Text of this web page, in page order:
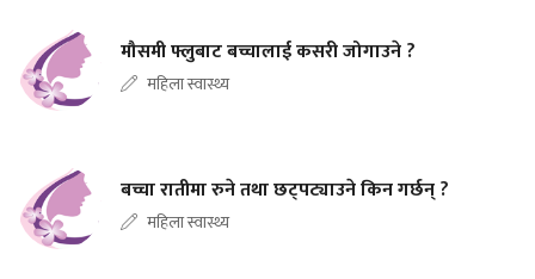
मौसमी फ्लुबाट बच्चालाई कसरी जोगाउने ?
महिला स्वास्थ्य
बच्चा रातीमा रुने तथा छट्पट्याउने किन गर्छन् ?
महिला स्वास्थ्य